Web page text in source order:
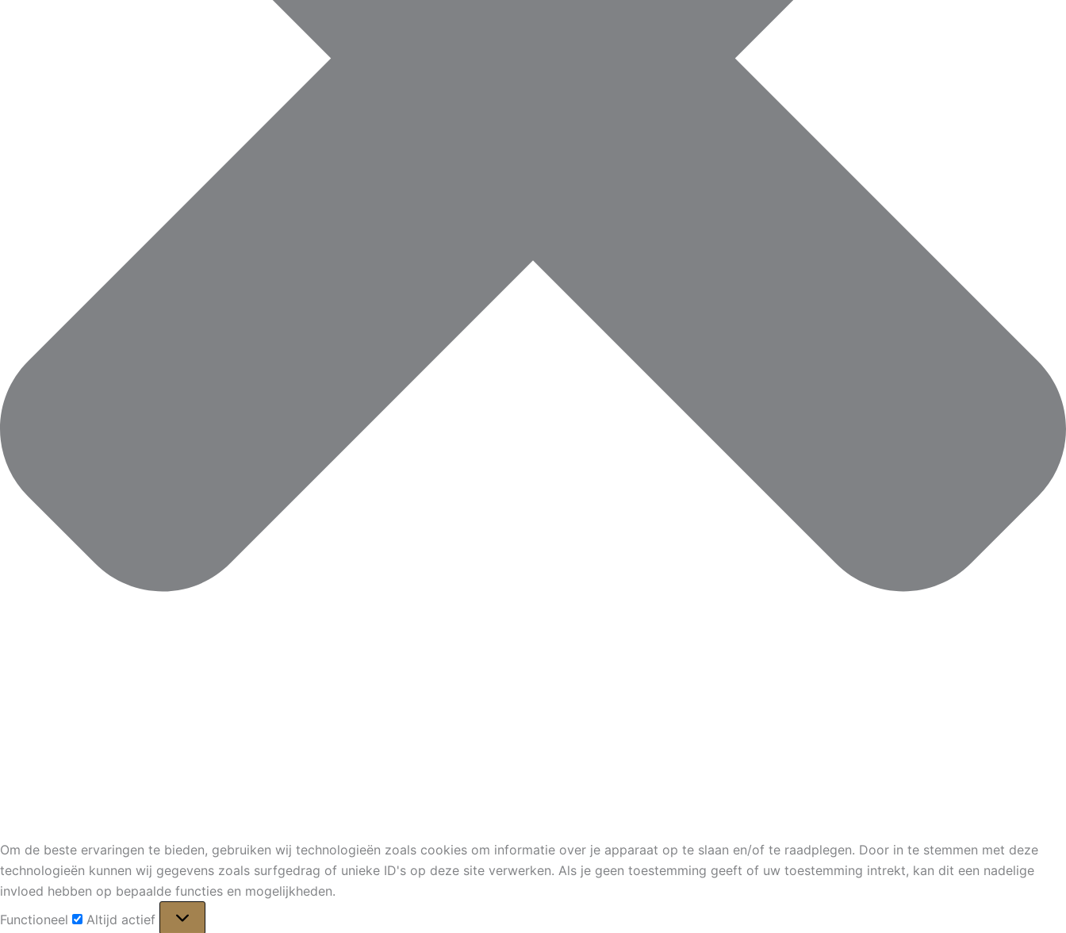
Om de beste ervaringen te bieden, gebruiken wij technologieën zoals cookies om informatie over je apparaat op te slaan en/of te raadplegen. Door in te stemmen met deze
technologieën kunnen wij gegevens zoals surfgedrag of unieke ID's op deze site verwerken. Als je geen toestemming geeft of uw toestemming intrekt, kan dit een nadelige
invloed hebben op bepaalde functies en mogelijkheden.
Functioneel
Altijd actief